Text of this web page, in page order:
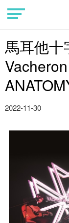
馬耳他十
2022-11-30